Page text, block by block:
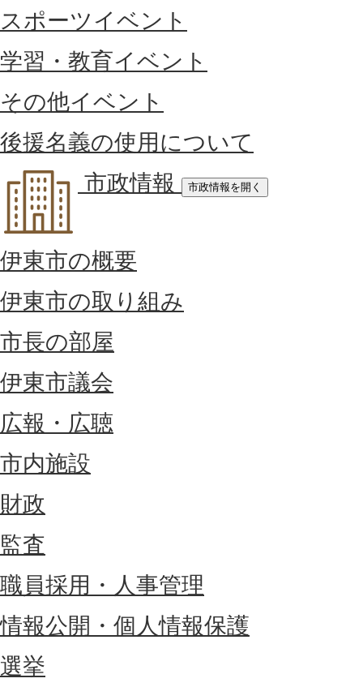
スポーツイベント
学習・教育イベント
その他イベント
後援名義の使用について
市政情報
市政情報を開く
伊東市の概要
伊東市の取り組み
市長の部屋
伊東市議会
広報・広聴
市内施設
財政
監査
職員採用・人事管理
情報公開・個人情報保護
選挙